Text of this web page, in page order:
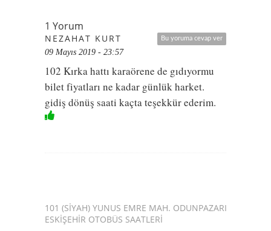
1 Yorum
Bu yoruma cevap ver
NEZAHAT KURT
09 Mayıs 2019 - 23:57
102 Kırka hattı karaörene de gıdıyormu
bilet fiyatları ne kadar günlük harket.
gidiş dönüş saati kaçta teşekkür ederim.
101 (SIYAH) YUNUS EMRE MAH. ODUNPAZARI
ESKIŞEHIR OTOBÜS SAATLERI